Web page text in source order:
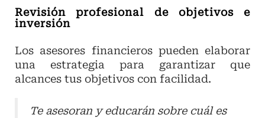
Revisión profesional de objetivos e
inversión
Los asesores financieros pueden elaborar
una estrategia para garantizar que
alcances tus objetivos con facilidad.
Te asesoran y educarán sobre cuál es